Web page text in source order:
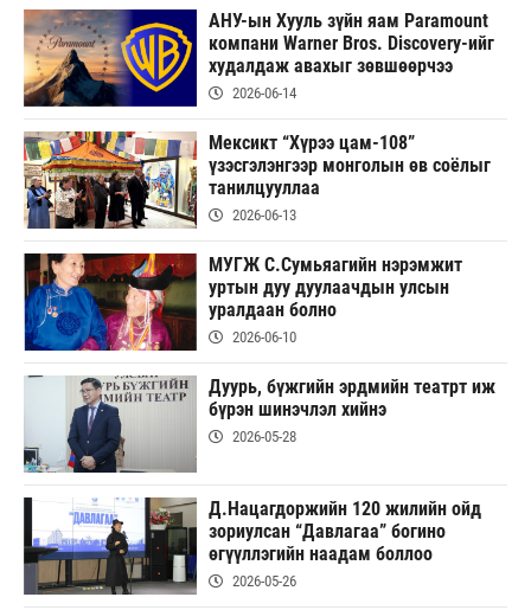
АНУ-ын Хууль зүйн яам Paramount
компани Warner Bros. Discovery-ийг
худалдаж авахыг зөвшөөрчээ
2026-06-14
Мексикт “Хүрээ цам-108”
үзэсгэлэнгээр монголын өв соёлыг
танилцууллаа
2026-06-13
МУГЖ С.Сумьяагийн нэрэмжит
уртын дуу дуулаачдын улсын
уралдаан болно
2026-06-10
Дуурь, бүжгийн эрдмийн театрт иж
бүрэн шинэчлэл хийнэ
2026-05-28
Д.Нацагдоржийн 120 жилийн ойд
зориулсан “Давлагаа” богино
өгүүллэгийн наадам боллоо
2026-05-26